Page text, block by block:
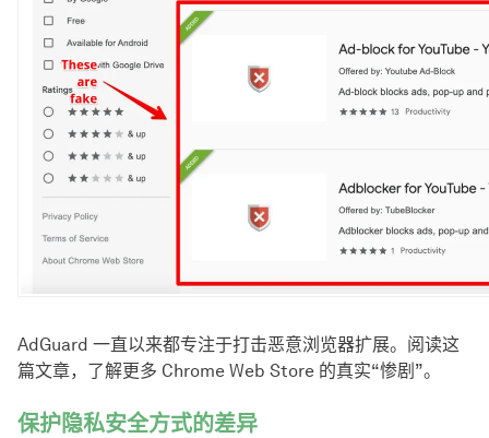
AdGuard 一直以来都专注于打击恶意浏览器扩展。阅读这
篇文章，了解更多 Chrome Web Store 的真实“惨剧”。
保护隐私安全方式的差异